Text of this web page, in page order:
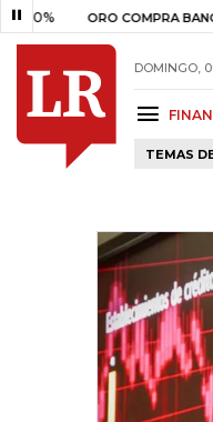
ORO COMPRA BANCO DE
DOMINGO,
TEMAS